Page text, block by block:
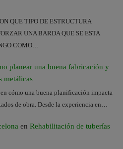
QUE TIPO DE ESTRUCTURA
UNA BARDA QUE SE ESTA
COMO…
planear una buena fabricación y
metálicas
cómo una buena planificación impacta
de obra. Desde la experiencia en…
en Rehabilitación de tuberías